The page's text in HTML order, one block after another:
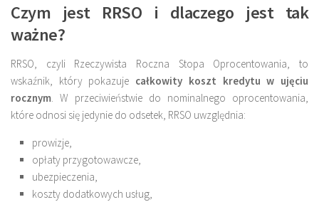
Czym jest RRSO i dlaczego jest tak
ważne?
RRSO, czyli Rzeczywista Roczna Stopa Oprocentowania, to
wskaźnik, który pokazuje całkowity koszt kredytu w ujęciu
rocznym . W przeciwieństwie do nominalnego oprocentowania,
które odnosi się jedynie do odsetek, RRSO uwzględnia:
prowizje,
opłaty przygotowawcze,
ubezpieczenia,
koszty dodatkowych usług,